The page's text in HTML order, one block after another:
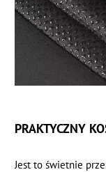
PRAKTYCZNY
Jest to świetnie